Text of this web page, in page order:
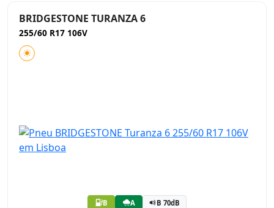
BRIDGESTONE TURANZA 6
255/60 R17 106V
B A B 70dB